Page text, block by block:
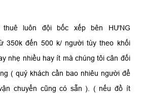
luôn đội bốc xếp bên HƯNG
350k đến 500 k/ người tùy theo khối
nhẹ nhiều hay ít mà chúng tôi cân đối
( quý khách cần bao nhiêu người để
chuyển cũng có sẵn ). ( nếu đồ ít